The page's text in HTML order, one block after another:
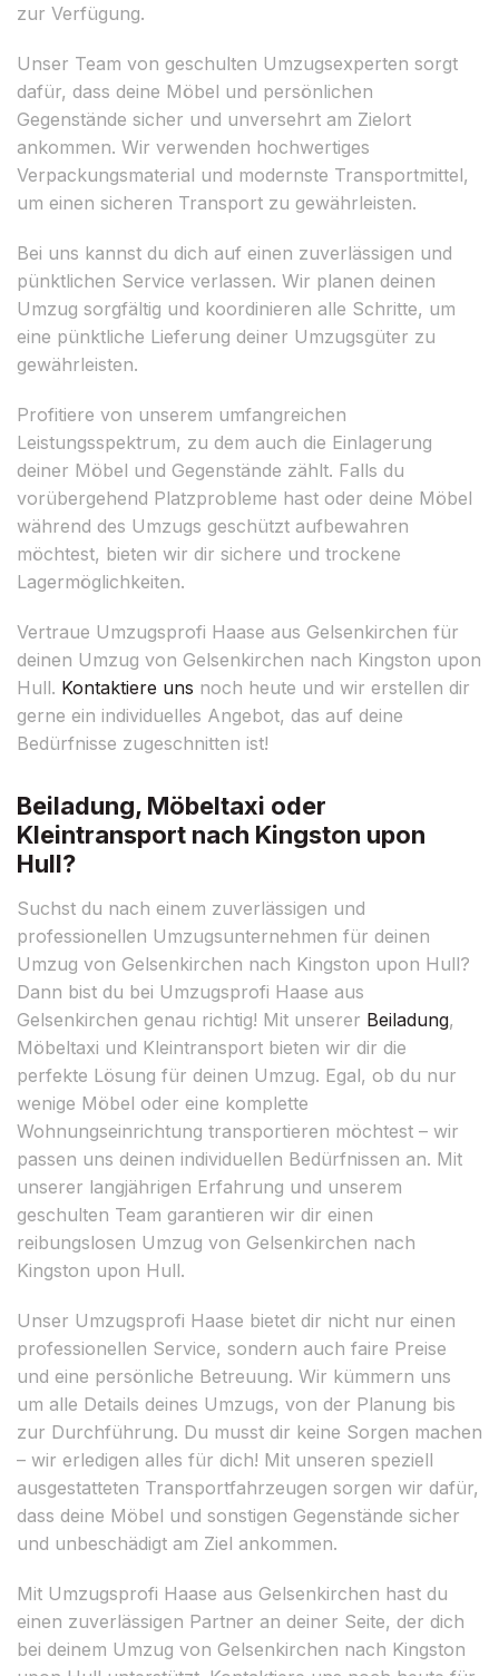
zur Verfügung.
Unser Team von geschulten Umzugsexperten sorgt
dafür, dass deine Möbel und persönlichen
Gegenstände sicher und unversehrt am Zielort
ankommen. Wir verwenden hochwertiges
Verpackungsmaterial und modernste Transportmittel,
um einen sicheren Transport zu gewährleisten.
Bei uns kannst du dich auf einen zuverlässigen und
pünktlichen Service verlassen. Wir planen deinen
Umzug sorgfältig und koordinieren alle Schritte, um
eine pünktliche Lieferung deiner Umzugsgüter zu
gewährleisten.
Profitiere von unserem umfangreichen
Leistungsspektrum, zu dem auch die Einlagerung
deiner Möbel und Gegenstände zählt. Falls du
vorübergehend Platzprobleme hast oder deine Möbel
während des Umzugs geschützt aufbewahren
möchtest, bieten wir dir sichere und trockene
Lagermöglichkeiten.
Vertraue Umzugsprofi Haase aus Gelsenkirchen für
deinen Umzug von Gelsenkirchen nach Kingston upon
Hull. Kontaktiere uns noch heute und wir erstellen dir
gerne ein individuelles Angebot, das auf deine
Bedürfnisse zugeschnitten ist!
Beiladung, Möbeltaxi oder
Kleintransport nach Kingston upon
Hull?
Suchst du nach einem zuverlässigen und
professionellen Umzugsunternehmen für deinen
Umzug von Gelsenkirchen nach Kingston upon Hull?
Dann bist du bei Umzugsprofi Haase aus
Gelsenkirchen genau richtig! Mit unserer Beiladung,
Möbeltaxi und Kleintransport bieten wir dir die
perfekte Lösung für deinen Umzug. Egal, ob du nur
wenige Möbel oder eine komplette
Wohnungseinrichtung transportieren möchtest – wir
passen uns deinen individuellen Bedürfnissen an. Mit
unserer langjährigen Erfahrung und unserem
geschulten Team garantieren wir dir einen
reibungslosen Umzug von Gelsenkirchen nach
Kingston upon Hull.
Unser Umzugsprofi Haase bietet dir nicht nur einen
professionellen Service, sondern auch faire Preise
und eine persönliche Betreuung. Wir kümmern uns
um alle Details deines Umzugs, von der Planung bis
zur Durchführung. Du musst dir keine Sorgen machen
– wir erledigen alles für dich! Mit unseren speziell
ausgestatteten Transportfahrzeugen sorgen wir dafür,
dass deine Möbel und sonstigen Gegenstände sicher
und unbeschädigt am Ziel ankommen.
Mit Umzugsprofi Haase aus Gelsenkirchen hast du
einen zuverlässigen Partner an deiner Seite, der dich
bei deinem Umzug von Gelsenkirchen nach Kingston